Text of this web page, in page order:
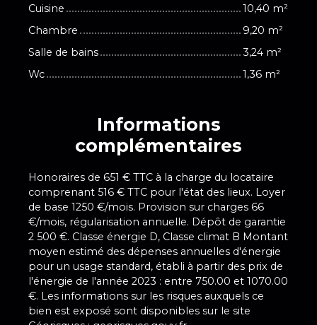
Cuisine
10,40 m²
Chambre
9,20 m²
Salle de bains
3,24 m²
Wc
1,36 m²
Informations
complémentaires
Honoraires de 651 € TTC à la charge du locataire
comprenant 516 € TTC pour l'état des lieux. Loyer
de base 1250 €/mois. Provision sur charges 66
€/mois, régularisation annuelle. Dépôt de garantie
2 500 €. Classe énergie D, Classe climat B Montant
moyen estimé des dépenses annuelles d'énergie
pour un usage standard, établi à partir des prix de
l'énergie de l'année 2023 : entre 750.00 et 1070.00
€. Les informations sur les risques auxquels ce
bien est exposé sont disponibles sur le site